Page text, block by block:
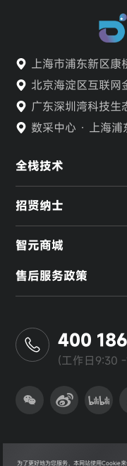
为了更好地为您服务，本网站使用Cookie
上海市浦东新区康
北京海淀区互联网
广东深圳湾科技生
数采中心 · 上海
全栈技术
智元商城
售后服务政策
招贤纳士
400
(工作日9:30